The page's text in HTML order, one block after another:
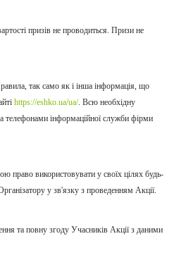
призів не проводиться. Призи не
так само як і інша інформація, що
https://eshko.ua/ua/. Всю необхідну
інформаційної служби фірми
право використовувати у своїх цілях будь-
у зв'язку з проведенням Акції.
та повну згоду Учасників Акції з даними